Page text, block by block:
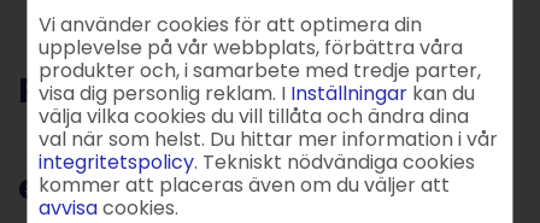
Produktnyhet: Skapa en
egen hemsida på några
Vi använder cookies för att optimera din
upplevelse på vår webbplats, förbättra våra
produkter och, i samarbete med tredje parter,
visa dig personlig reklam. I Inställningar kan du
välja vilka cookies du vill tillåta och ändra dina
val när som helst. Du hittar mer information i vår
integritetspolicy. Tekniskt nödvändiga cookies
kommer att placeras även om du väljer att
avvisacookies.